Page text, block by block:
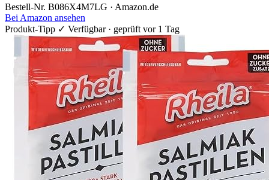
Bestell-Nr. B086X4M7LG · Amazon.de
Bei Amazon ansehen
Produkt-Tipp ✓ Verfügbar · geprüft vor 1 Tag